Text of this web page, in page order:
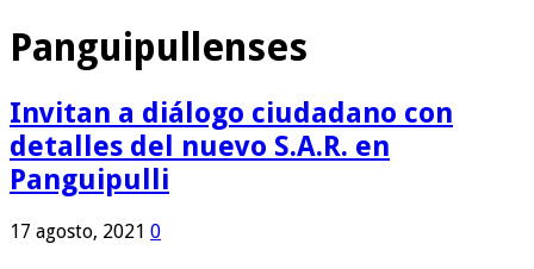
Panguipullenses
Invitan a diálogo ciudadano con
detalles del nuevo S.A.R. en
Panguipulli
17 agosto, 2021 0